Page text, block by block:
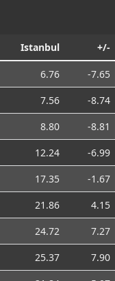
Istanbul +/-
6.76
-7.65
7.56
-8.74
8.80
-8.81
12.24
-6.99
17.35
-1.67
21.86
4.15
24.72
7.27
25.37
7.90